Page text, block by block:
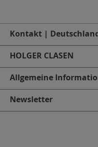
Kontakt |
HOLGER CLASEN
Allgemeine
Newsletter